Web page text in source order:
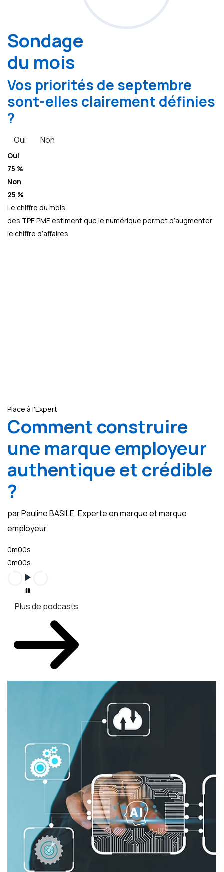
Sondage
du mois
Vos priorités de septembre
sont-elles clairement définies
?
Oui Non
Oui
75 %
Non
25 %
Le chiffre du mois
des TPE PME estiment que le numérique permet d’augmenter
le chiffre d’affaires
Place à l'Expert
Comment construire
une marque employeur
authentique et crédible
?
par Pauline BASILE, Experte en marque et marque
employeur
0m00s
0m00s
Plus de podcasts